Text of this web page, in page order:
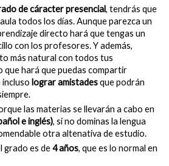
de cáracter presencial, tendrás que
todos los días. Aunque parezca un
directo hará que tengas un
con los profesores. Y además,
más natural con todos tus
que hará que puedas compartir
incluso lograr amistadesque podrán
las materias se llevarán a cabo en
e inglés), si no dominas la lengua
otra altenativa de estudio.
grado es de4 años, que es lo normal en